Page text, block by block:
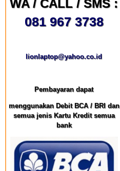
WA / CALL / SMS :
081 967 3738
lionlaptop@yahoo.co.id
Pembayaran dapat
menggunakan Debit BCA / BRI dan
semua jenis Kartu Kredit semua
bank